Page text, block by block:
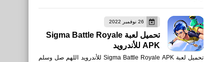
26 نوفمبر 2022
تحميل لعبة Sigma Battle Royale
APK للأندرويد
تحميل لعبة Sigma Battle Royale APK للأندرويد اللهم صل وسلم